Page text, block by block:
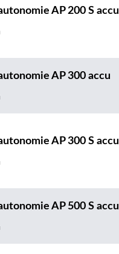
AP 200 S accu
AP 300 accu
AP 300 S accu
AP 500 S accu